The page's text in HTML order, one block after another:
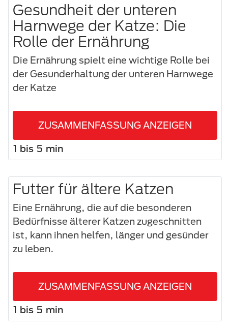
Gesundheit der unteren
Harnwege der Katze: Die
Rolle der Ernährung
Die Ernährung spielt eine wichtige Rolle bei
der Gesunderhaltung der unteren Harnwege
der Katze
ZUSAMMENFASSUNG ANZEIGEN
1 bis 5 min
Futter für ältere Katzen
Eine Ernährung, die auf die besonderen
Bedürfnisse älterer Katzen zugeschnitten
ist, kann ihnen helfen, länger und gesünder
zu leben.
ZUSAMMENFASSUNG ANZEIGEN
1 bis 5 min